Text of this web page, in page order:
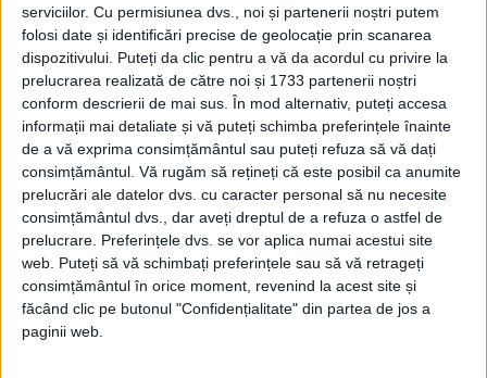
serviciilor. Cu permisiunea dvs., noi și partenerii noștri putem
folosi date și identificări precise de geolocație prin scanarea
dispozitivului. Puteți da clic pentru a vă da acordul cu privire la
prelucrarea realizată de către noi și 1733 partenerii noștri
conform descrierii de mai sus. În mod alternativ, puteți accesa
informații mai detaliate și vă puteți schimba preferințele înainte
de a vă exprima consimțământul sau puteți refuza să vă dați
consimțământul. Vă rugăm să rețineți că este posibil ca anumite
prelucrări ale datelor dvs. cu caracter personal să nu necesite
consimțământul dvs., dar aveți dreptul de a refuza o astfel de
prelucrare. Preferințele dvs. se vor aplica numai acestui site
web. Puteți să vă schimbați preferințele sau să vă retrageți
consimțământul în orice moment, revenind la acest site și
făcând clic pe butonul "Confidențialitate" din partea de jos a
paginii web.
ETICHETE:
PUBLICAT IN CATEGORIILE:
IUNIE 2022
DISTRIBUIE ȘTIREA: FACEBOOK|TWITTER
DACĂ VA PLAC MATERIALELE PUBLICATE, VA INVITĂM SĂ NE URMĂRIȚI
ȘI PE PAGINA NOASTRĂ DE FACEBOOK
RECOMANDARI PENTRU TINE
Istoria sloturilor: de la primele aparate
la sloturile online